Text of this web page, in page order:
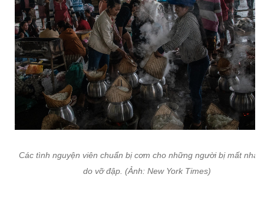
Các tình nguyện viên chuẩn bị cơm cho những người bị mất nhà
do vỡ đập. (Ảnh: New York Times)